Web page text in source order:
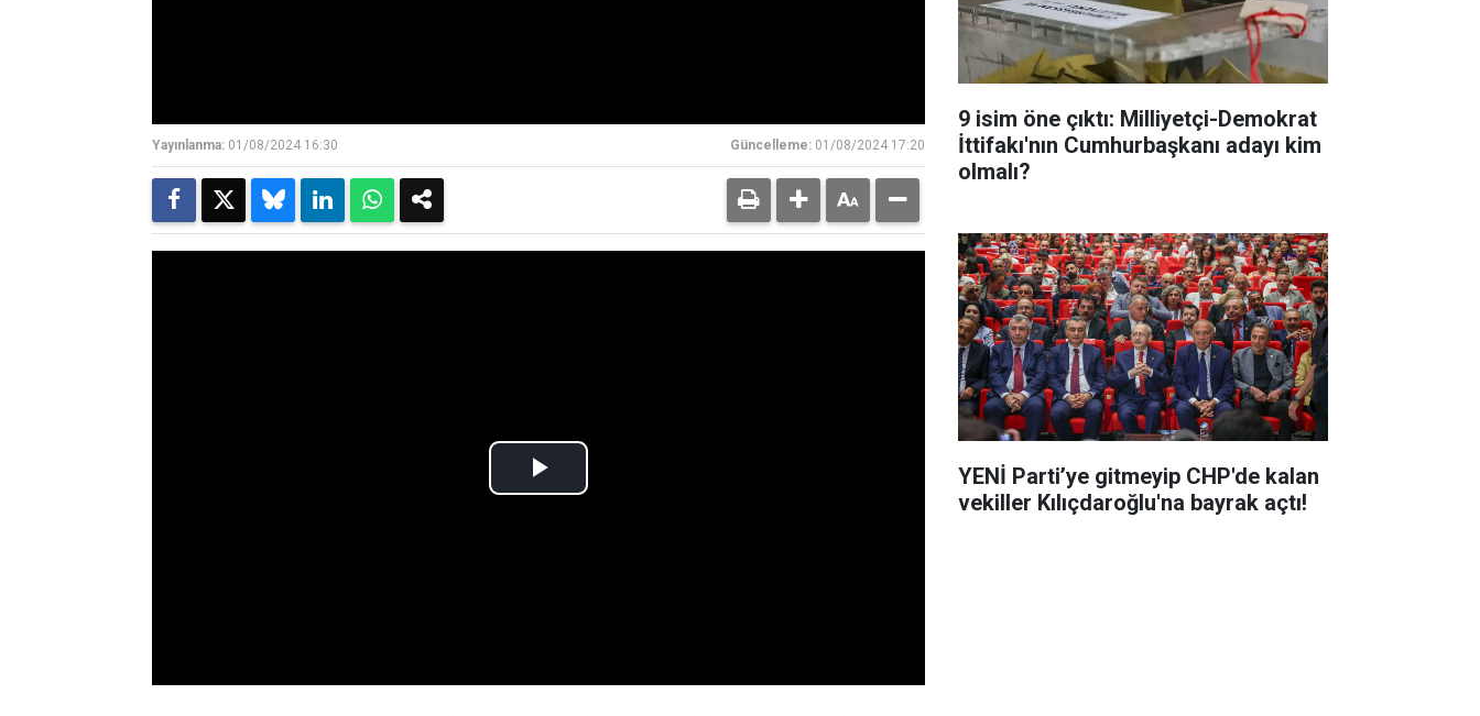
Yayınlanma: 01/08/2024 16:30 Güncelleme: 01/08/2024 17:20
9 isim öne çıktı: Milliyetçi-Demokrat
İttifakı'nın Cumhurbaşkanı adayı kim
olmalı?
YENİ Parti’ye gitmeyip CHP'de kalan
vekiller Kılıçdaroğlu'na bayrak açtı!